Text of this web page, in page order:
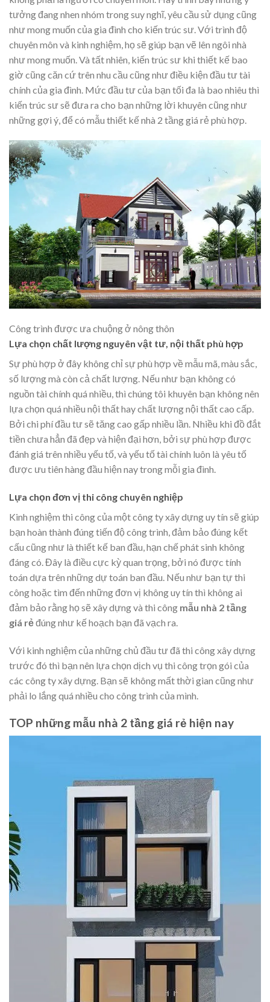
tưởng đang nhen nhóm trong suy nghĩ, yêu cầu sử dụng cũng
như mong muốn của gia đình cho kiến trúc sư. Với trình độ
chuyên môn và kinh nghiệm, họ sẽ giúp bạn vẽ lên ngôi nhà
như mong muốn. Và tất nhiên, kiến trúc sư khi thiết kế bao
giờ cũng căn cứ trên nhu cầu cũng như điều kiện đầu tư tài
chính của gia đình. Mức đầu tư của bạn tối đa là bao nhiêu thì
kiến trúc sư sẽ đưa ra cho bạn những lời khuyên cũng như
những gợi ý, để có mẫu thiết kế nhà 2 tầng giá rẻ phù hợp.
Công trình được ưa chuộng ở nông thôn
Lựa chọn chất lượng nguyên vật tư, nội thất phù hợp
Sự phù hợp ở đây không chỉ sự phù hợp về mẫu mã, màu sắc,
số lượng mà còn cả chất lượng. Nếu như bạn không có
nguồn tài chính quá nhiều, thì chúng tôi khuyên bạn không nên
lựa chọn quá nhiều nội thất hay chất lượng nội thất cao cấp.
Bởi chi phí đầu tư sẽ tăng cao gấp nhiều lần. Nhiều khi đồ đắt
tiền chưa hẳn đã đẹp và hiện đại hơn, bởi sự phù hợp được
đánh giá trên nhiều yếu tố, và yếu tố tài chính luôn là yêu tố
được ưu tiên hàng đầu hiện nay trong mỗi gia đình.
Lựa chọn đơn vị thi công chuyên nghiệp
Kinh nghiệm thi công của một công ty xây dựng uy tín sẽ giúp
bạn hoàn thành đúng tiến độ công trình, đảm bảo đúng kết
cấu cũng như là thiết kế ban đầu, hạn chế phát sinh không
đáng có. Đây là điều cực kỳ quan trọng, bởi nó được tính
toán dựa trên những dự toán ban đầu. Nếu như bạn tự thi
công hoặc tìm đến những đơn vị không uy tín thì không ai
đảm bảo rằng họ sẽ xây dựng và thi công mẫu nhà 2 tầng
giá rẻđúng như kế hoạch bạn đã vạch ra.
Với kinh nghiệm của những chủ đầu tư đã thi công xây dựng
trước đó thì bạn nên lựa chọn dịch vụ thi công trọn gói của
các công ty xây dựng. Bạn sẽ không mất thời gian cũng như
phải lo lắng quá nhiều cho công trình của mình.
TOP những mẫu nhà 2 tầng giá rẻ hiện nay